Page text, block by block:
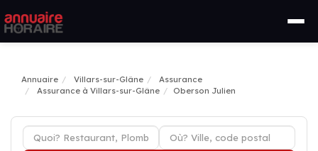
Annuaire Villars-sur-Glâne
Assurance
Assurance à Villars-sur-Glâne
Oberson Julien